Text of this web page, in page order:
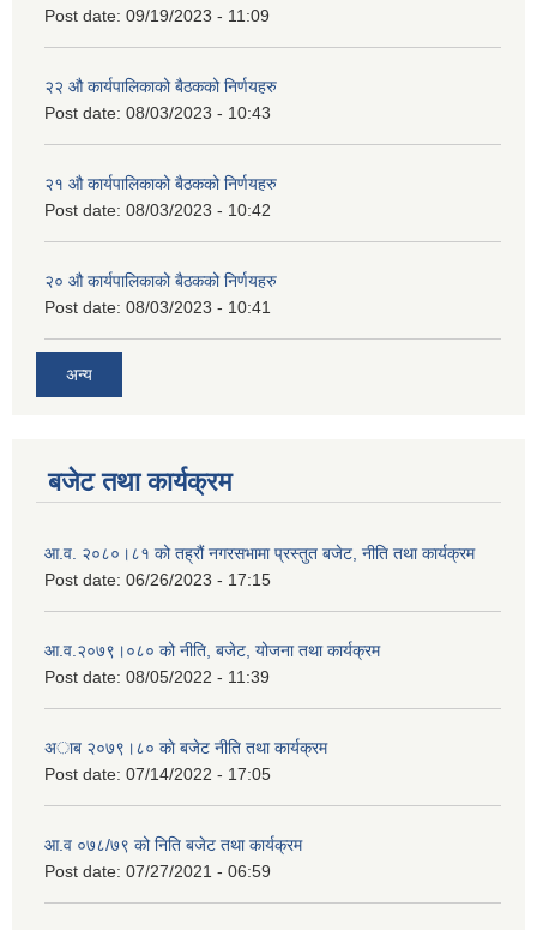
Post date: 09/19/2023 - 11:09
२‍२ औ कार्यपालिकाको बैठकको निर्णयहरु
Post date: 08/03/2023 - 10:43
२‍१ औ कार्यपालिकाको बैठकको निर्णयहरु
Post date: 08/03/2023 - 10:42
२‍० औ कार्यपालिकाको बैठकको निर्णयहरु
Post date: 08/03/2023 - 10:41
अन्य
बजेट तथा कार्यक्रम
आ.व. २०८०।८१ को तह्रौं नगरसभामा प्रस्तुत बजेट, नीति तथा कार्यक्रम
Post date: 06/26/2023 - 17:15
आ.व.२०७९।०८० को नीति, बजेट, योजना तथा कार्यक्रम
Post date: 08/05/2022 - 11:39
अाब २०७९।८० काे बजेट नीति तथा कार्यक्रम
Post date: 07/14/2022 - 17:05
आ.व ०७८/७९ को निति बजेट तथा कार्यक्रम
Post date: 07/27/2021 - 06:59